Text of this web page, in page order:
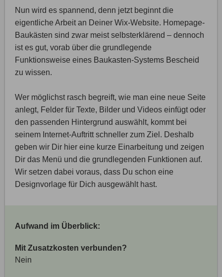
Nun wird es spannend, denn jetzt beginnt die
eigentliche Arbeit an Deiner Wix-Website. Homepage-
Baukästen sind zwar meist selbsterklärend – dennoch
ist es gut, vorab über die grundlegende
Funktionsweise eines Baukasten-Systems Bescheid
zu wissen.
Wer möglichst rasch begreift, wie man eine neue Seite
anlegt, Felder für Texte, Bilder und Videos einfügt oder
den passenden Hintergrund auswählt, kommt bei
seinem Internet-Auftritt schneller zum Ziel. Deshalb
geben wir Dir hier eine kurze Einarbeitung und zeigen
Dir das Menü und die grundlegenden Funktionen auf.
Wir setzen dabei voraus, dass Du schon eine
Designvorlage für Dich ausgewählt hast.
Aufwand im Überblick:
Mit Zusatzkosten verbunden?
Nein